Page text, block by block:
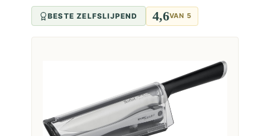
BESTE ZELFSLIJPEND 4,6VAN 5